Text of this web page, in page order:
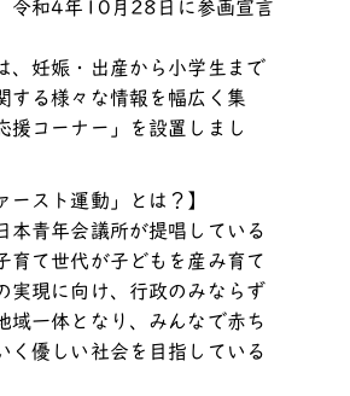
令和4年10月28日に参画宣言
、妊娠・出産から小学生まで
する様々な情報を幅広く集
援コーナー」を設置しまし
ースト運動」とは？】
本青年会議所が提唱している
育て世代が子どもを産み育て
実現に向け、行政のみならず
域一体となり、みんなで赤ち
く優しい社会を目指している